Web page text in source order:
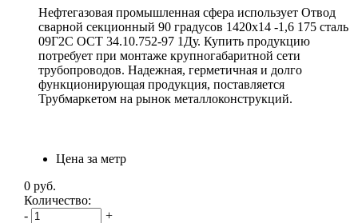
Нефтегазовая промышленная сфера использует Отвод
сварной секционный 90 градусов 1420х14 -1,6 175 сталь
09Г2С ОСТ 34.10.752-97 1Ду. Купить продукцию
потребует при монтаже крупногабаритной сети
трубопроводов. Надежная, герметичная и долго
функционирующая продукция, поставляется
Трубмаркетом на рынок металлоконструкций.
Цена за метр
0 руб.
Количество:
-
+